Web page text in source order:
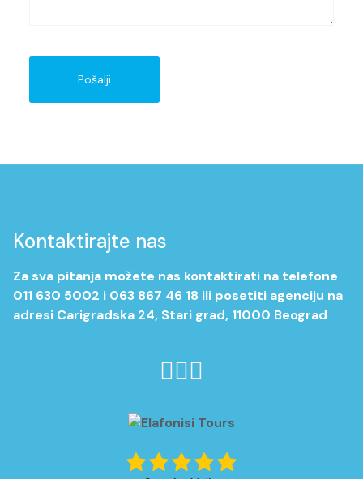
Pošalji
Kontaktirajte nas
Za sva pitanja možete nas kontaktirati na telefone
011 630 5002 i 063 867 46 18 ili posetiti agenciju na
adresi Carigradska 24, Stari grad, 11000 Beograd